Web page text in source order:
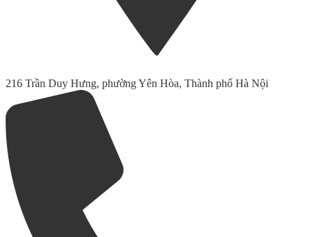
216 Trần Duy Hưng, phường Yên Hòa, Thành phố Hà Nội